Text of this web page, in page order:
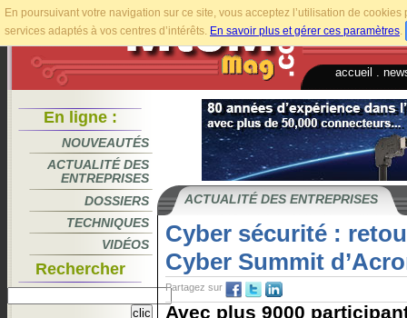
En poursuivant votre navigation sur ce site, vous acceptez l’utilisation de
services adaptés à vos centres d’intérêts. En savoir plus et gérer ces paramètres.
accueil
En ligne :
NOUVEAUTÉS
ACTUALITÉ DES
ENTREPRISES
DOSSIERS
TECHNIQUES
VIDÉOS
Rechercher
ACTUALITÉ DES ENTREPRISES
Cyber sécurité :
Cyber Summit
Partagez sur
Avec plus 9000